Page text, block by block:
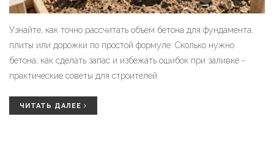
Узнайте, как точно рассчитать объем бетона для фундамента,
плиты или дорожки по простой формуле. Сколько нужно
бетона, как сделать запас и избежать ошибок при заливке -
практические советы для строителей.
ЧИТАТЬ ДАЛЕЕ